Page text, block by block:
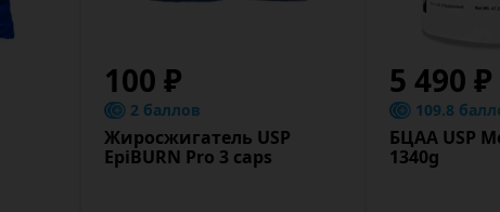
100 ₽
2 баллов
Жиросжигатель USP
EpiBURN Pro 3 caps
5 490 ₽
109.8
БЦАА USP
1340g